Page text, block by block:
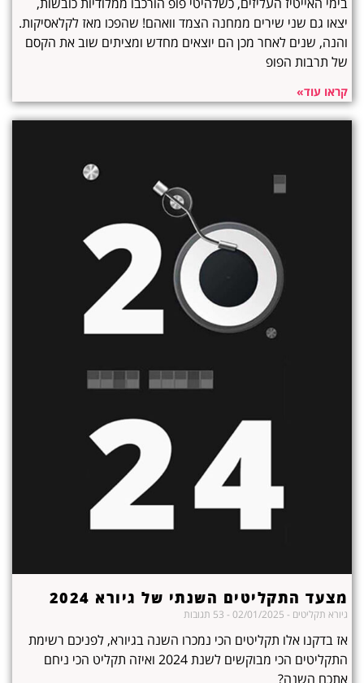
יצאו גם שני שירים ממחנה הצמד וואהם! שהפכו מאז לקלאסיקות.
והנה, שנים לאחר מכן הם יוצאים מחדש ומציתים שוב את הקסם
של תרבות הפופ
קראו עוד»
מצעד התקליטים השנתי של גיורא 2024
גיורא תקליטים
אז בדקנו אלו תקליטים הכי נמכרו השנה בגיורא, לפניכם רשימת
התקליטים הכי מבוקשים לשנת 2024 ואיזה תקליט הכי ניחם
אתכם השנה?